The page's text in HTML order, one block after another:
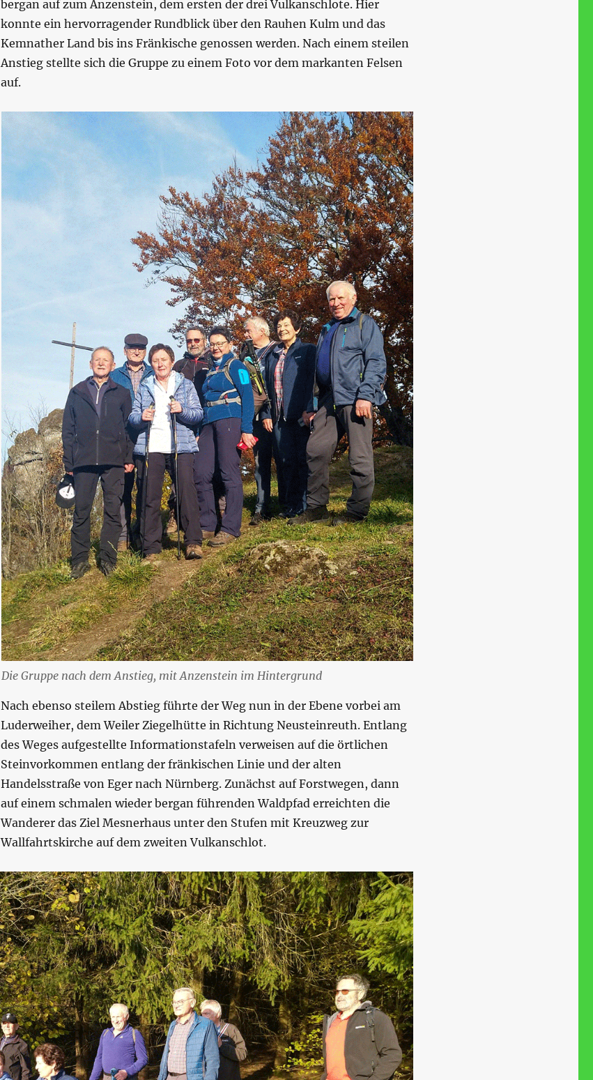
bergan auf zum Anzenstein, dem ersten der drei Vulkanschlote. Hier
konnte ein hervorragender Rundblick über den Rauhen Kulm und das
Kemnather Land bis ins Fränkische genossen werden. Nach einem steilen
Anstieg stellte sich die Gruppe zu einem Foto vor dem markanten Felsen
auf.
Die Gruppe nach dem Anstieg, mit Anzenstein im Hintergrund
Nach ebenso steilem Abstieg führte der Weg nun in der Ebene vorbei am
Luderweiher, dem Weiler Ziegelhütte in Richtung Neusteinreuth. Entlang
des Weges aufgestellte Informationstafeln verweisen auf die örtlichen
Steinvorkommen entlang der fränkischen Linie und der alten
Handelsstraße von Eger nach Nürnberg. Zunächst auf Forstwegen, dann
auf einem schmalen wieder bergan führenden Waldpfad erreichten die
Wanderer das Ziel Mesnerhaus unter den Stufen mit Kreuzweg zur
Wallfahrtskirche auf dem zweiten Vulkanschlot.